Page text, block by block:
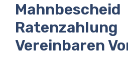
Mahnbescheid
Ratenzahlung
Vereinbaren